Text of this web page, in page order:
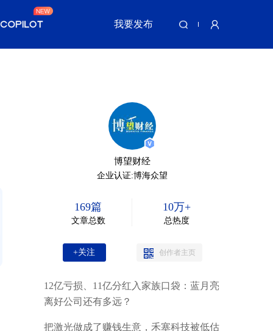
我要发布
博望财经
企业认证:博海众望
169篇
文章总数
10万+
总热度
+关注 创作者主页
12亿亏损、11亿分红入家族口袋：蓝月亮
离好公司还有多远？
把激光做成了赚钱生意，禾塞科技被低估